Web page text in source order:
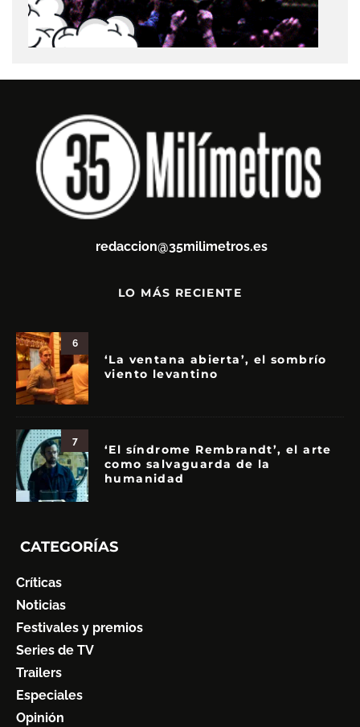
redaccion@35milimetros.es
LO MÁS RECIENTE
6
‘La ventana abierta’, el sombrío
viento levantino
7
‘El síndrome Rembrandt’, el arte
como salvaguarda de la
humanidad
CATEGORÍAS
Críticas
Noticias
Festivales y premios
Series de TV
Trailers
Especiales
Opinión